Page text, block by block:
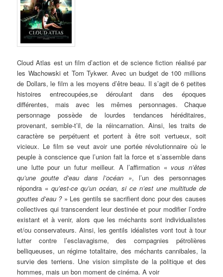
Cloud Atlas est un film d’action et de science fiction réalisé par
les Wachowski et Tom Tykwer. Avec un budget de 100 millions
de Dollars, le film a les moyens d’être beau. Il s’agit de 6 petites
histoires entrecoupées,se déroulant dans des époques
différentes, mais avec les mêmes personnages. Chaque
personnage possède de lourdes tendances héréditaires,
provenant, semble-t’il, de la réincarnation. Ainsi, les traits de
caractère se perpétuent et portent à être soit vertueux, soit
vicieux. Le film se veut avoir une portée révolutionnaire où le
peuple à conscience que l’union fait la force et s’assemble dans
une lutte pour un futur meilleur. A l’affirmation « vous n’êtes
qu’une goutte d’eau dans l’océan », l’un des personnages
répondra «qu’est-ce qu’un océan, si ce n’est une multitude de
gouttes d’eau ?» Les gentils se sacrifient donc pour des causes
collectives qui transcendent leur destinée et pour modifier l’ordre
existant et à venir, alors que les méchants sont individualistes
et/ou conservateurs. Ainsi, les gentils idéalistes vont tout à tour
lutter contre l’esclavagisme, des compagnies pétrolières
belliqueuses, un régime totalitaire, des méchants cannibales, la
survie des terriens. Une vision simpliste de la politique et des
hommes, mais un bon moment de cinéma. A voir